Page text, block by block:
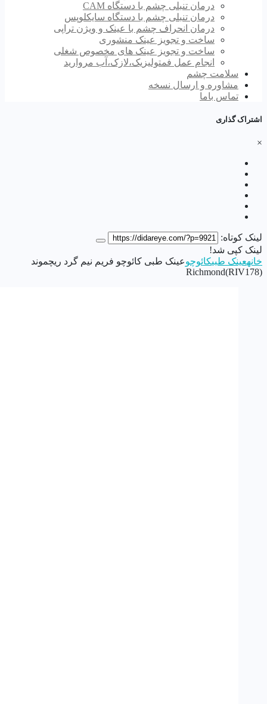
درمان تنبلی چشم با دستگاه CAM
درمان تنبلی چشم با دستگاه سایکلوپس
درمان انحراف چشم با عینک و ویژن تراپی
ساخت و تجویز عینک منشوری
ساخت و تجویز عینک های مخصوص شغلی
انجام عمل فمتولیزیک،لازک،آب مروارید
سلامت چشم
مشاوره و ارسال نسخه
تماس باما
اشتراک گذاری
×
لینک کوتاه:
لینک کپی شد!
خانهعینک طبیکائوچوعینک طبی کائوچو فریم نیم گرد ریچموند
Richmond(RIV178)